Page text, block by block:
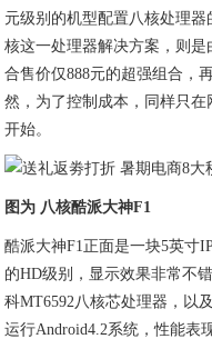
元级别的机型配置八核处理
核这一处理器解决方案，则
合售价仅888元的超强组合，
然，为了控制成本，同样只
开始。
图为 八核酷派大神F1
酷派大神F1正面是一块5英寸
的HD级别，显示效果非常不
科MT6592八核芯处理器，以
运行Android4.2系统，性能表